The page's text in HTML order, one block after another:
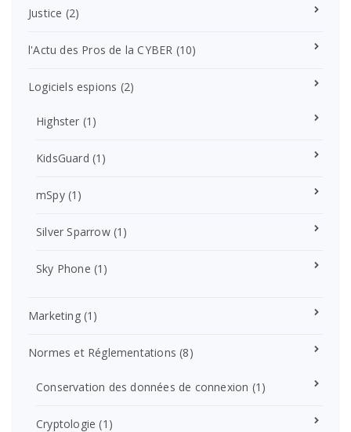
Justice (2)
l'Actu des Pros de la CYBER (10)
Logiciels espions (2)
Highster (1)
KidsGuard (1)
mSpy(1)
Silver Sparrow(1)
Sky Phone (1)
Marketing(1)
Normes et Réglementations (8)
Conservation des données de connexion (1)
Cryptologie (1)